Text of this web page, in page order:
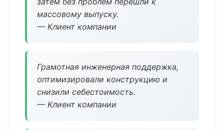
массовому выпуску.
— Клиент компании
Грамотная инженерная поддержка,
оптимизировали конструкцию и
снизили себестоимость.
— Клиент компании